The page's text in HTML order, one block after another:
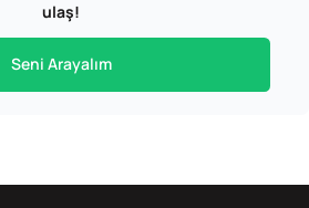
ulaş!
Seni Arayalım